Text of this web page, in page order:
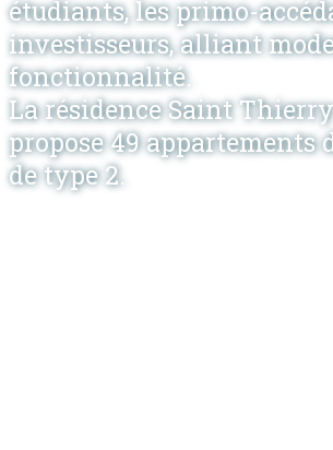
étudiants, les primo-
investisseurs, alliant
fonctionnalité.
La résidence Saint
propose 49 appartements
de type 2.